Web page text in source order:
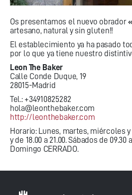
Os presentamos el nuevo obrador
artesano, natural y sin gluten!!
El establecimiento ya ha pasado
por lo que ya tiene nuestro
Leon The Baker
Calle Conde Duque, 19
28015-Madrid
Tel.: +34910825282
hola@leonthebaker.com
http://leonthebaker.com
Horario: Lunes, martes, miércoles y
y de 18.00 a 21.00. Sábados de 09.30
Domingo CERRADO.